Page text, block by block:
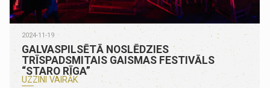
2024-11-19
GALVASPILSĒTĀ NOSLĒDZIES
TRĪSPADSMITAIS GAISMAS FESTIVĀLS
“STARO RĪGA”
UZZINI VAIRĀK